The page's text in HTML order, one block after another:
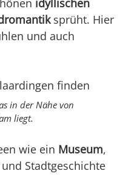
idyllischen
sprüht. Hier
und auch
in der Nähe von
liegt.
wie ein Museum,
und Stadtgeschichte